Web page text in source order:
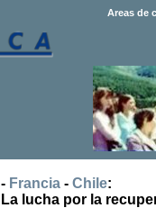
Areas de
- Francia - Chile:
La lucha por la